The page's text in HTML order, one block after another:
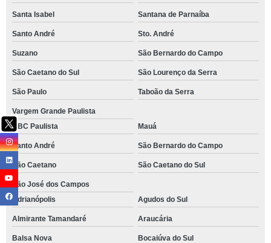
Santa Isabel Santana de Parnaíba
Santo André Sto. André
Suzano São Bernardo do Campo
São Caetano do Sul São Lourenço da Serra
São Paulo Taboão da Serra
Vargem Grande Paulista
ABC Paulista
Mauá
Santo André São Bernardo do Campo
São Caetano São Caetano do Sul
São José dos Campos
Adrianópolis
Agudos do Sul
Almirante Tamandaré Araucária
Balsa Nova Bocaiúva do Sul